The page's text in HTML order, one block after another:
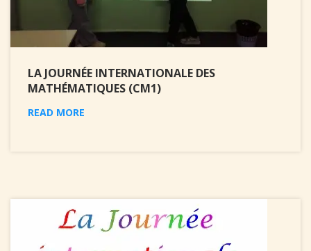
LA JOURNÉE INTERNATIONALE DES
MATHÉMATIQUES (CM1)
READ MORE